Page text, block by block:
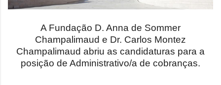
A Fundação D. Anna de Sommer
Champalimaud e Dr. Carlos Montez
Champalimaud abriu as candidaturas para a
posição de Administrativo/a de cobranças.